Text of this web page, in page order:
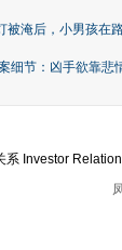
被淹后，小男孩在
细节：凶手欲靠悲
系 Investor